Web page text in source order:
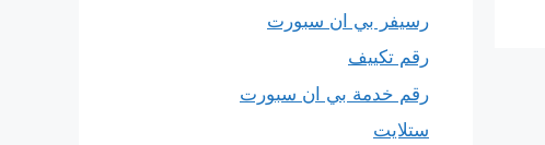
رسيفر بي ان سبورت
رقم تكييف
رقم خدمة بي ان سبورت
ستلايت